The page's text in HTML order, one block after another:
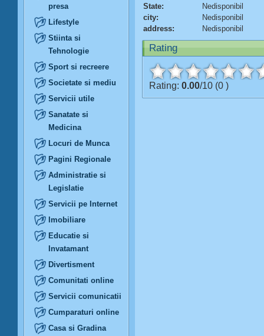
presa
Lifestyle
Stiinta si
Tehnologie
Sport si recreere
Societate si mediu
Servicii utile
Sanatate si
Medicina
Locuri de Munca
Pagini Regionale
Administratie si
Legislatie
Servicii pe Internet
Imobiliare
Educatie si
Invatamant
Divertisment
Comunitati online
Servicii comunicatii
Cumparaturi online
Casa si Gradina
State:
Nedisponibil
city:
Nedisponibil
address:
Nedisponibil
Rating
Rating: 0.00/10 (0 )